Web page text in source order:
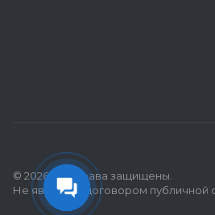
© 2026 Все права защищены.
Не является договором публичной